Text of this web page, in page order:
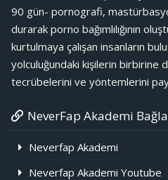
90 gün- pornografi,
durarak porno bağımlılığının
kurtulmaya çalışan insanların
yolculuğundaki kişilerin birbirine
tecrübelerini ve yöntemlerini
NeverFap Akademi
Neverfap Akademi
Neverfap Akademi Youtube